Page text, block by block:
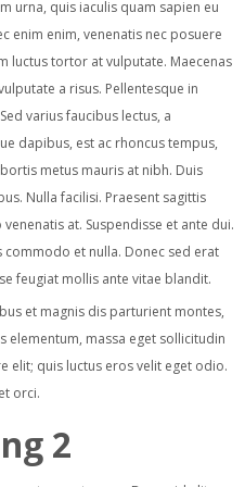
urna, quis iaculis quam sapien eu
enim enim, venenatis nec posuere
luctus tortor at vulputate. Maecenas
a risus. Pellentesque in
varius faucibus lectus, a
dapibus, est ac rhoncus tempus,
metus mauris at nibh. Duis
Nulla facilisi. Praesent sagittis
at. Suspendisse et ante dui.
commodo et nulla. Donec sed erat
feugiat mollis ante vitae blandit.
et magnis dis parturient montes,
elementum, massa eget sollicitudin
elit; quis luctus eros velit eget odio.
orci.
2